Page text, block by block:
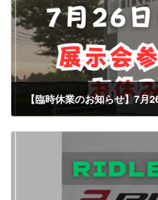
【臨時休業のお知らせ】7月